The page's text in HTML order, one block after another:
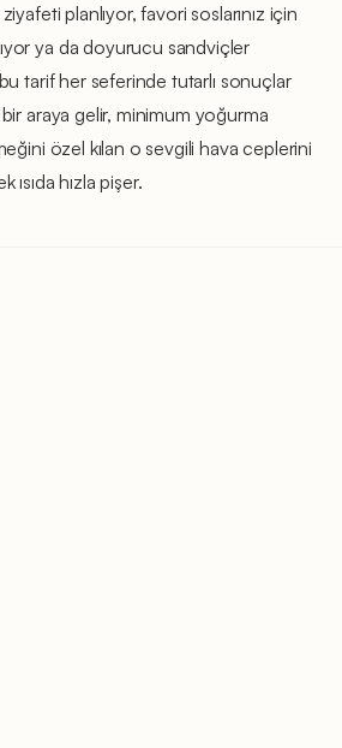
planlıyor, favori soslarınız için
ya da doyurucu sandviçler
tarif her seferinde tutarlı sonuçlar
araya gelir, minimum yoğurma
özel kılan o sevgili hava ceplerini
hızla pişer.